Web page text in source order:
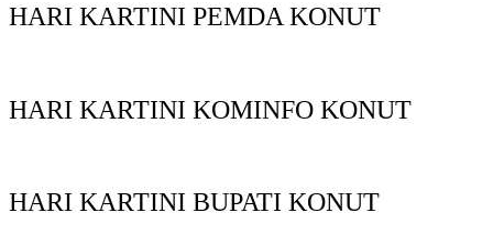
HARI KARTINI PEMDA KONUT
HARI KARTINI KOMINFO KONUT
HARI KARTINI BUPATI KONUT